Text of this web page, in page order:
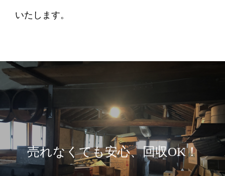
いたします。
売れなくても安心、回収OK！